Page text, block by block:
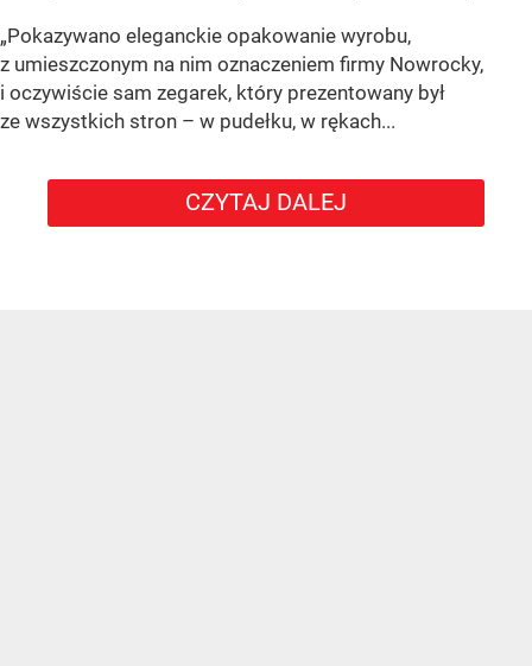
„Pokazywano eleganckie opakowanie wyrobu,
z umieszczonym na nim oznaczeniem firmy Nowrocky,
i oczywiście sam zegarek, który prezentowany był
ze wszystkich stron – w pudełku, w rękach...
CZYTAJ DALEJ